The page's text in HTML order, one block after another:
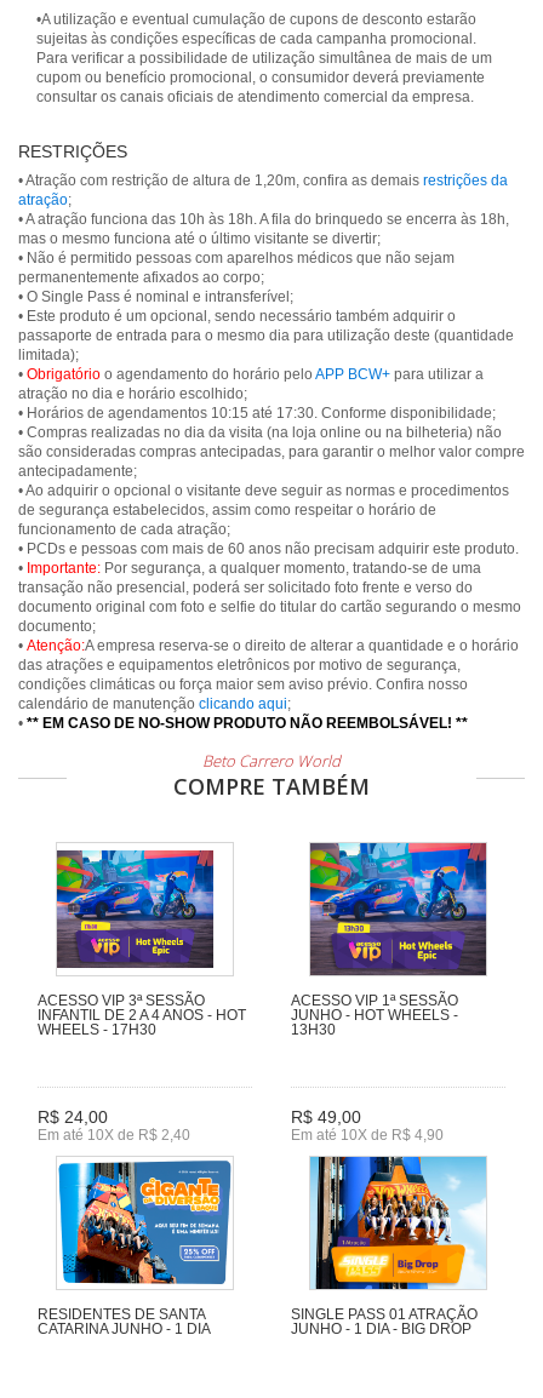
•A utilização e eventual cumulação de cupons de desconto estarão
sujeitas às condições específicas de cada campanha promocional.
Para verificar a possibilidade de utilização simultânea de mais de um
cupom ou benefício promocional, o consumidor deverá previamente
consultar os canais oficiais de atendimento comercial da empresa.
RESTRIÇÕES
• Atração com restrição de altura de 1,20m, confira as demais restrições da
atração;
• A atração funciona das 10h às 18h. A fila do brinquedo se encerra às 18h,
mas o mesmo funciona até o último visitante se divertir;
• Não é permitido pessoas com aparelhos médicos que não sejam
permanentemente afixados ao corpo;
• O Single Pass é nominal e intransferível;
• Este produto é um opcional, sendo necessário também adquirir o
passaporte de entrada para o mesmo dia para utilização deste (quantidade
limitada);
• Obrigatório o agendamento do horário pelo APP BCW+ para utilizar a
atração no dia e horário escolhido;
• Horários de agendamentos 10:15 até 17:30. Conforme disponibilidade;
• Compras realizadas no dia da visita (na loja online ou na bilheteria) não
são consideradas compras antecipadas, para garantir o melhor valor compre
antecipadamente;
• Ao adquirir o opcional o visitante deve seguir as normas e procedimentos
de segurança estabelecidos, assim como respeitar o horário de
funcionamento de cada atração;
• PCDs e pessoas com mais de 60 anos não precisam adquirir este produto.
• Importante: Por segurança, a qualquer momento, tratando-se de uma
transação não presencial, poderá ser solicitado foto frente e verso do
documento original com foto e selfie do titular do cartão segurando o mesmo
documento;
• Atenção:A empresa reserva-se o direito de alterar a quantidade e o horário
das atrações e equipamentos eletrônicos por motivo de segurança,
condições climáticas ou força maior sem aviso prévio. Confira nosso
calendário de manutenção clicando aqui;
• ** EM CASO DE NO-SHOW PRODUTO NÃO REEMBOLSÁVEL! **
Beto Carrero World
COMPRE TAMBÉM
ACESSO VIP 3ª SESSÃO
INFANTIL DE 2 A 4 ANOS - HOT
WHEELS - 17H30
R$ 24,00
Em até 10X de R$ 2,40
ACESSO VIP 1ª SESSÃO
JUNHO - HOT WHEELS -
13H30
R$ 49,00
Em até 10X de R$ 4,90
RESIDENTES DE SANTA
CATARINA JUNHO - 1 DIA
SINGLE PASS 01 ATRAÇÃO
JUNHO - 1 DIA - BIG DROP